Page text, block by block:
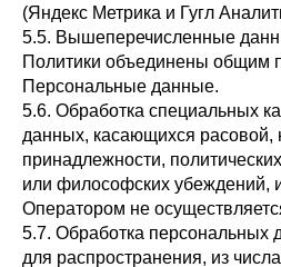
(Яндекс Метрика и Гугл
5.5. Вышеперечисленные
Политики объединены общим
Персональные данные.
5.6. Обработка специальных
данных, касающихся расовой,
принадлежности,
или философских убеждений,
Оператором не
5.7. Обработка персональных
для распространения, из